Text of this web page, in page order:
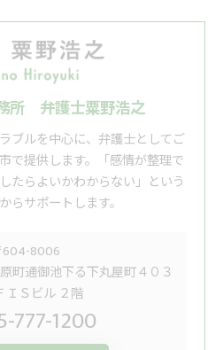
所 弁護士粟野浩之
ブルを中心に、弁護士としてご
で提供します。「感情が整理で
たらよいかわからない」という
らサポートします。
604-8006
町通御池下る下丸屋町４０３
ＩＳビル ２階
777-1200